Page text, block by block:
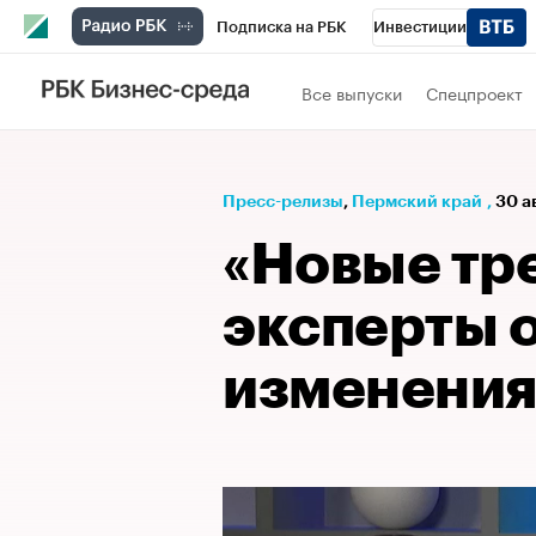
Подписка на РБК Инвестиции
Телеканал
Спецпроекты
Все выпуски Спецпроект
Пресс-релизы⁠, Пермский край , 30
«Новые
эксперты